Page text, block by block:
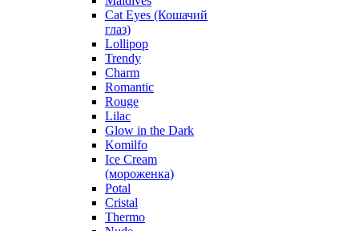
Cat Eyes (Кошачий
глаз)
Lollipop
Trendy
Charm
Romantic
Rouge
Lilac
Glow in the Dark
Komilfo
Ice Cream
(мороженка)
Potal
Cristal
Thermo